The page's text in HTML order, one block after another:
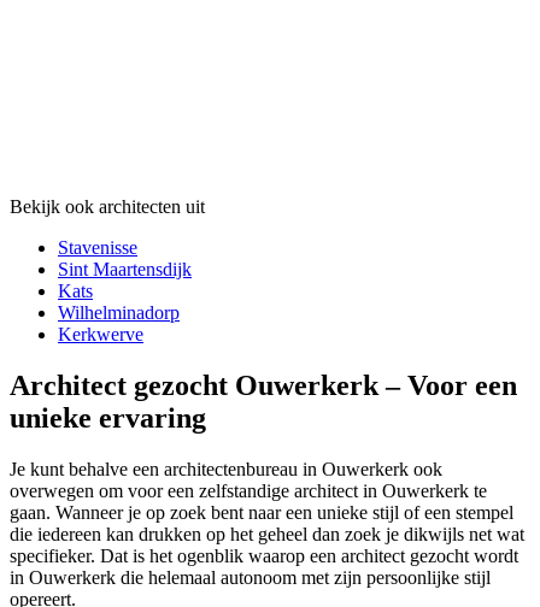
Bekijk ook architecten uit
Stavenisse
Sint Maartensdijk
Kats
Wilhelminadorp
Kerkwerve
Architect gezocht Ouwerkerk – Voor een
unieke ervaring
Je kunt behalve een architectenbureau in Ouwerkerk ook
overwegen om voor een zelfstandige architect in Ouwerkerk te
gaan. Wanneer je op zoek bent naar een unieke stijl of een stempel
die iedereen kan drukken op het geheel dan zoek je dikwijls net wat
specifieker. Dat is het ogenblik waarop een architect gezocht wordt
in Ouwerkerk die helemaal autonoom met zijn persoonlijke stijl
opereert.